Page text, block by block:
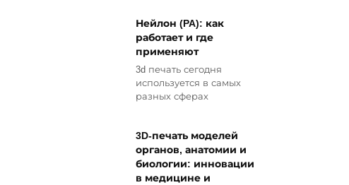
Нейлон (PA): как
работает и где
применяют
3d печать сегодня
используется в самых
разных сферах
3D-печать моделей
органов, анатомии и
биологии: инновации
в медицине и